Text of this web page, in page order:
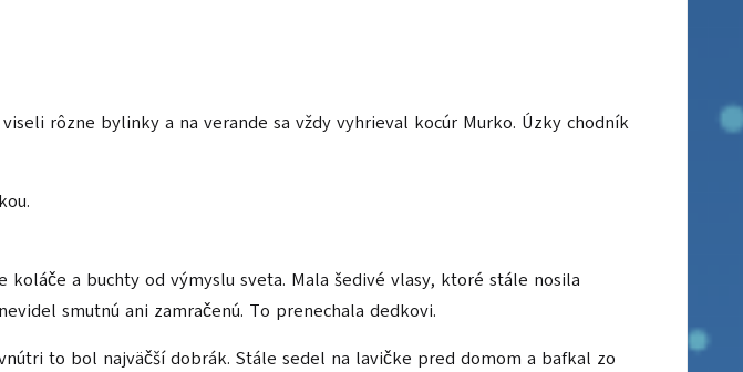
rôzne bylinky a na verande sa vždy vyhrieval kocúr Murko. Úzky chodník
a buchty od výmyslu sveta. Mala šedivé vlasy, ktoré stále nosila
smutnú ani zamračenú. To prenechala dedkovi.
to bol najväčší dobrák. Stále sedel na lavičke pred domom a bafkal zo